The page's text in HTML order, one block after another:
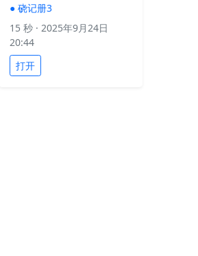
● 硗记册3
15 秒 · 2025年9月24日
20:44
打开